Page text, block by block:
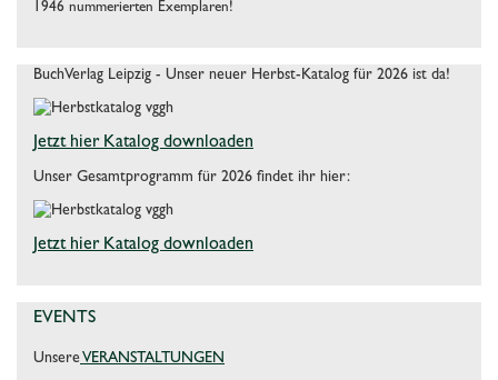
1946 nummerierten Exemplaren!
BuchVerlag Leipzig - Unser neuer Herbst-Katalog für 2026 ist da!
Jetzt hier Katalog downloaden
Unser Gesamtprogramm für 2026 findet ihr hier:
Jetzt hier Katalog downloaden
EVENTS
Unsere VERANSTALTUNGEN